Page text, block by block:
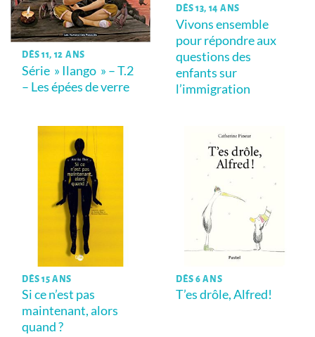
DÈS 11, 12 ANS
Série » Ilango » – T.2
– Les épées de verre
DÈS 13, 14 ANS
Vivons ensemble
pour répondre aux
questions des
enfants sur
l’immigration
DÈS 15 ANS
Si ce n’est pas
maintenant, alors
quand ?
DÈS 6 ANS
T’es drôle, Alfred!